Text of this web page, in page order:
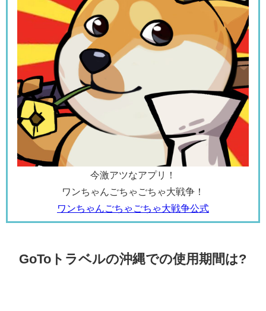
今激アツなアプリ！
ワンちゃんごちゃごちゃ大戦争！
ワンちゃんごちゃごちゃ大戦争公式
GoToトラベルの沖縄での使用期間は?